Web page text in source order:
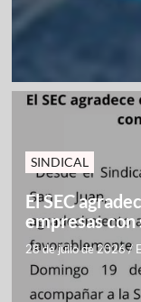
SINDICAL
El SEC
empresas
28 de julio de 2026/